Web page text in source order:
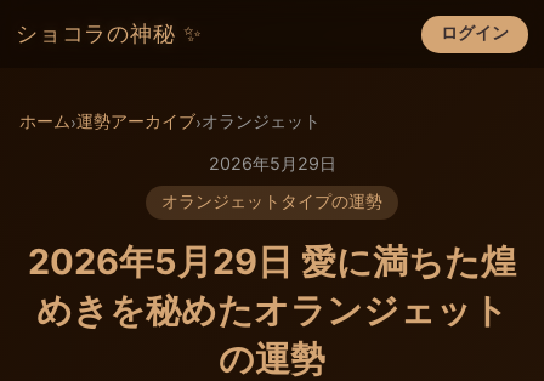
ショコラの神秘 ✨ ログイン
×
ホーム›運勢アーカイブ›オランジェット
2026年5月29日
オランジェットタイプの運勢
2026年5月29日 愛に満ちた煌
めきを秘めたオランジェット
の運勢